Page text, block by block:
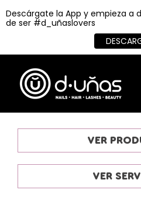
content
VER
VER
Descárgate la App y empieza a
de ser #d_uñaslovers